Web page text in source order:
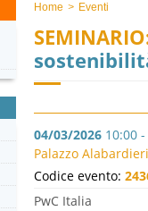
Home > Eventi
04/03/2026 10:00
Palazzo
Codice evento:
PwC Italia